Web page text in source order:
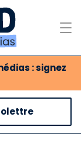
: signez